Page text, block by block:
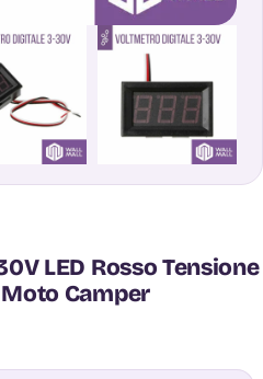
LED Rosso Tensione
Camper